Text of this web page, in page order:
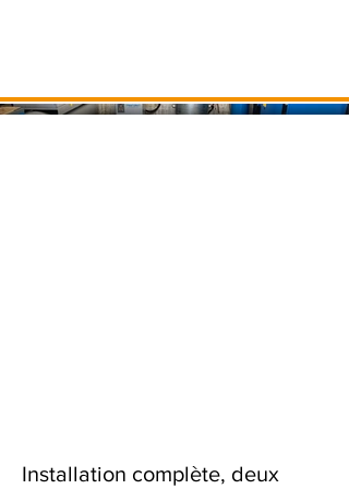
Installation complète, deux